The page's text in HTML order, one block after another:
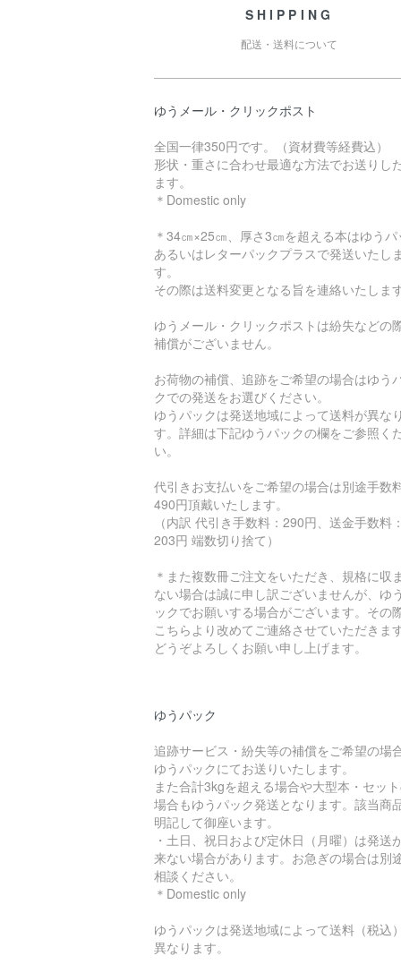
SHIPPING
配送・送料について
ゆうメール・クリックポスト
全国一律350円です。（資材費等経費込）
形状・重さに合わせ最適な方法でお送りし
ます。
＊Domestic only
＊34㎝×25㎝、厚さ3㎝を超える本はゆうパ
あるいはレターパックプラスで発送いたしま
す。
その際は送料変更となる旨を連絡いたします
ゆうメール・クリックポストは紛失などの
補償がございません。
お荷物の補償、追跡をご希望の場合はゆう
クでの発送をお選びください。
ゆうパックは発送地域によって送料が異な
す。詳細は下記ゆうパックの欄をご参照く
い。
代引きお支払いをご希望の場合は別途手数
490円頂戴いたします。
（内訳 代引き手数料：290円、送金手数料：
203円 端数切り捨て）
＊また複数冊ご注文をいただき、規格に収
ない場合は誠に申し訳ございませんが、ゆ
ックでお願いする場合がございます。その
こちらより改めてご連絡させていただきます
どうぞよろしくお願い申し上げます。
ゆうパック
追跡サービス・紛失等の補償をご希望の場
ゆうパックにてお送りいたします。
また合計3kgを超える場合や大型本・セッ
場合もゆうパック発送となります。該当商
明記して御座います。
・土日、祝日および定休日（月曜）は発送
来ない場合があります。お急ぎの場合は別
相談ください。
＊Domestic only
ゆうパックは発送地域によって送料（税込
異なります。